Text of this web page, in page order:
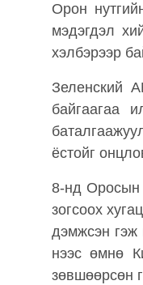
Орон
мэдэгдэл
хэлбэрээр
Зеленский
байгаагаа
ёстойг
8-нд Оросын
зогсоох
дэмжсэн
нээс өмнө
зөвшөөрсөн